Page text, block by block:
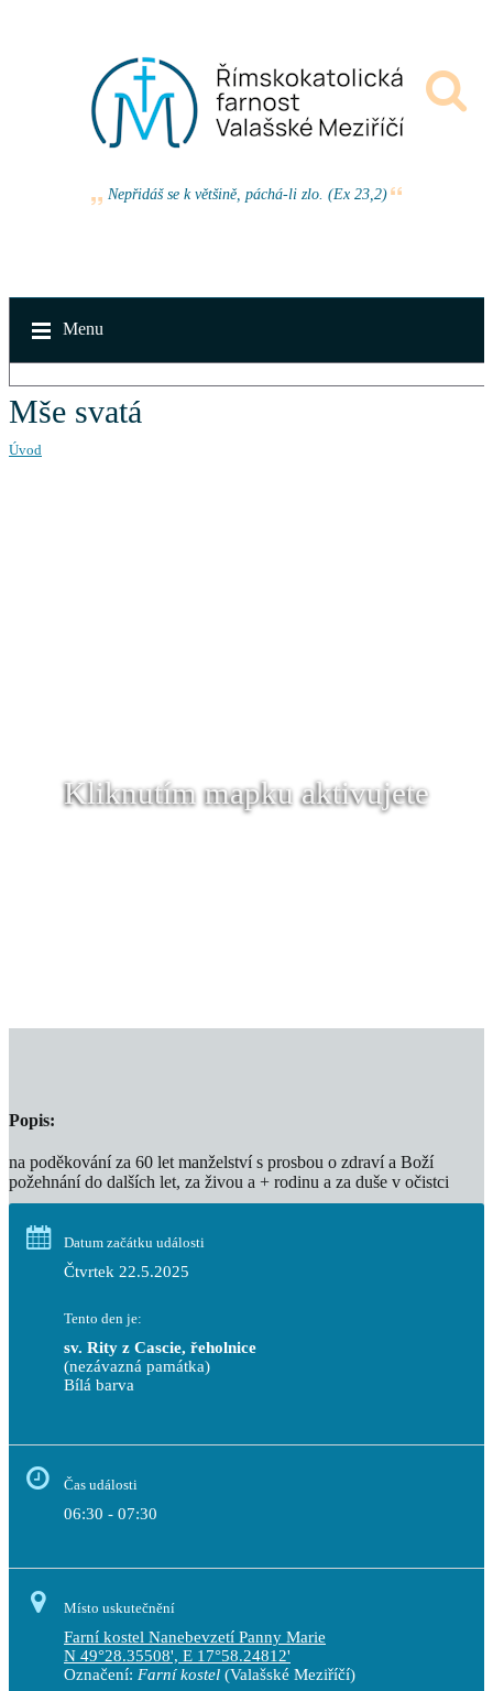
Nepřidáš se k většině, páchá-li zlo. (Ex 23,2)
Menu
Mše svatá
Úvod
Kliknutím mapku aktivujete
Popis:
na poděkování za 60 let manželství s prosbou o zdraví a Boží
požehnání do dalších let, za živou a + rodinu a za duše v očistci
Datum začátku události
Čtvrtek 22.5.2025
Tento den je:
sv. Rity z Cascie, řeholnice
(nezávazná památka)
Bílá barva
Čas události
06:30 - 07:30
Místo uskutečnění
Farní kostel Nanebevzetí Panny Marie
N 49°28.35508', E 17°58.24812'
Označení: Farní kostel (Valašské Meziříčí)